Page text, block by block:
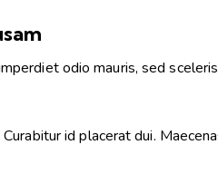
odio mauris, sed
id placerat dui.